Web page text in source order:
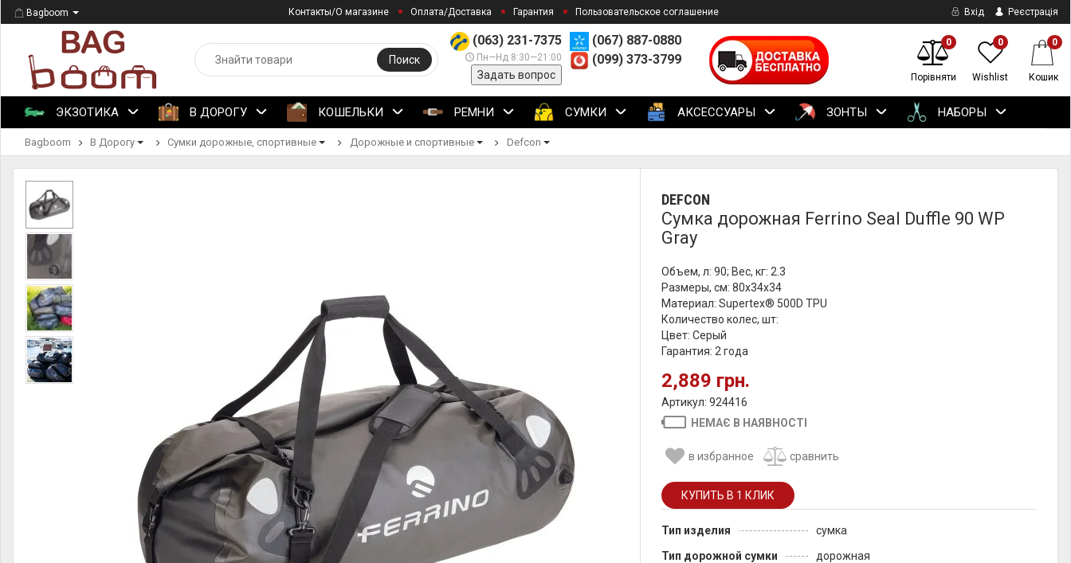
Bagboom Контакты/О магазине Оплата/Доставка Гарантия Пользовательское соглашение Вхід Реєстрація
(063) 231-7375
Пн—Нд 8:30—21:00
Задать вопрос
(067) 887-0880
(099) 373-3799
Поиск
0
Порівняти
0
Wishlist
0
Кошик
ЭКЗОТИКА В ДОРОГУ КОШЕЛЬКИ РЕМНИ СУМКИ АКСЕССУАРЫ ЗОНТЫ НАБОРЫ
Bagboom В Дорогу Сумки дорожные, спортивные Дорожные и спортивные Defcon
DEFCON
Сумка дорожная Ferrino Seal Duffle 90 WP
Gray
Объем, л: 90; Вес, кг: 2.3
Размеры, см: 80x34x34
Материал: Supertex® 500D TPU
Количество колес, шт:
Цвет: Серый
Гарантия: 2 года
2,889 грн.
Артикул: 924416
НЕМАЄ В НАЯВНОСТІ
в избранное сравнить
Тип изделия
сумка
Тип дорожной сумки
дорожная